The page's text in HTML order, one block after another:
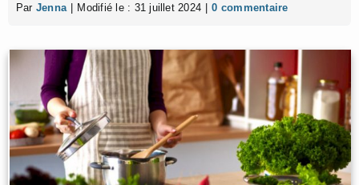
Par Jenna | Modifié le : 31 juillet 2024 | 0 commentaire